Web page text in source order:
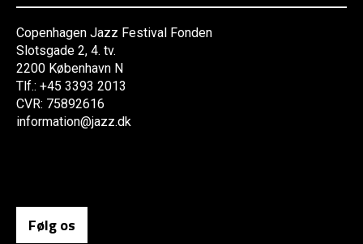
Copenhagen Jazz Festival Fonden
Slotsgade 2, 4. tv.
2200 København N
Tlf.: +45 3393 2013
CVR: 75892616
information@jazz.dk
Følg os